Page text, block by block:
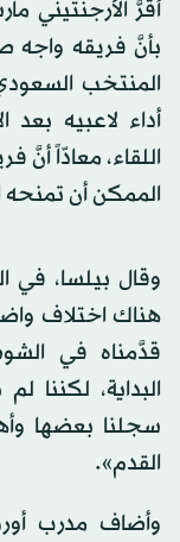
أقرَّ الأرجنتيني
بأنَّ فريقه واجه
المنتخب
أداء لاعبيه بعد
اللقاء، معادّاً أنَّ
الممكن أن تمنحه
وقال بيلسا، في
هناك اختلاف
قدَّمناه في
البداية،
سجلنا بعضها
القدم».
وأضاف مدرب